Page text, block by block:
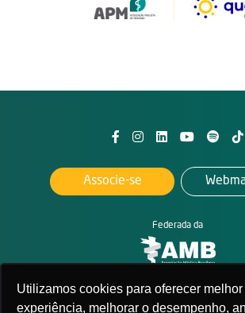
Utilizamos cookies para oferecer melhor
experiência, melhorar o desempenho,
2026. All rights reserved
APM - Associação Paulista de
Federada da
Associe-se